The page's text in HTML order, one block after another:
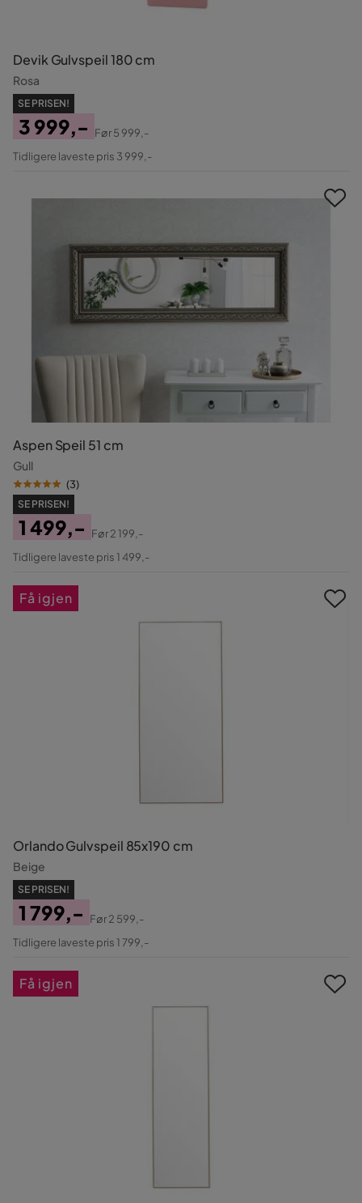
Devik Gulvspeil 180 cm
Rosa
SE PRISEN!
Pris
3 999,-
Original
Før5 999,-
Tidligere laveste pris 3 999,-
Aspen Speil 51 cm
Gull
(3)
SE PRISEN!
Pris
1 499,-
Original
Før2 199,-
Tidligere laveste pris 1 499,-
Orlando Gulvspeil 85x190 cm
Beige
SE PRISEN!
Pris
1 799,-
Original
Før2 599,-
Tidligere laveste pris 1 799,-
Få igjen
Få igjen